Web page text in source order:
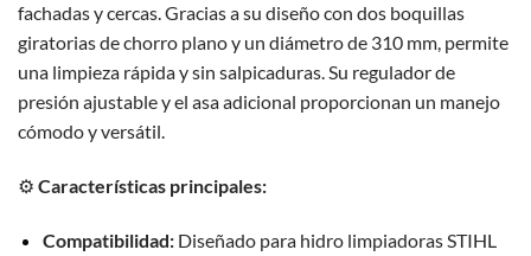
fachadas y cercas.Gracias a su diseño con dos boquillas
giratorias de chorro plano y un diámetro de 310 mm, permite
una limpieza rápida y sin salpicaduras.Su regulador de
presión ajustable y el asa adicional proporcionan un manejo
cómodo y versátil.
⚙️ Características principales:
Compatibilidad: Diseñado para hidro limpiadoras STIHL